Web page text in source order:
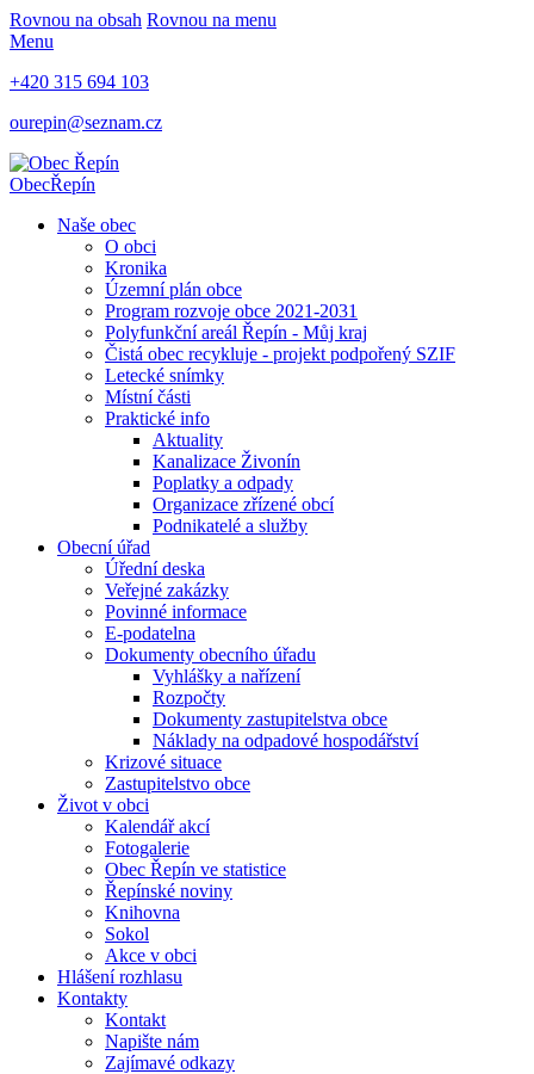
Rovnou na obsah Rovnou na menu
Menu
+420 315 694 103
ourepin@seznam.cz
ObecŘepín
Naše obec
O obci
Kronika
Územní plán obce
Program rozvoje obce 2021-2031
Polyfunkční areál Řepín - Můj kraj
Čistá obec recykluje - projekt podpořený SZIF
Letecké snímky
Místní části
Praktické info
Aktuality
Kanalizace Živonín
Poplatky a odpady
Organizace zřízené obcí
Podnikatelé a služby
Obecní úřad
Úřední deska
Veřejné zakázky
Povinné informace
E-podatelna
Dokumenty obecního úřadu
Vyhlášky a nařízení
Rozpočty
Dokumenty zastupitelstva obce
Náklady na odpadové hospodářství
Krizové situace
Zastupitelstvo obce
Život v obci
Kalendář akcí
Fotogalerie
Obec Řepín ve statistice
Řepínské noviny
Knihovna
Sokol
Akce v obci
Hlášení rozhlasu
Kontakty
Kontakt
Napište nám
Zajímavé odkazy